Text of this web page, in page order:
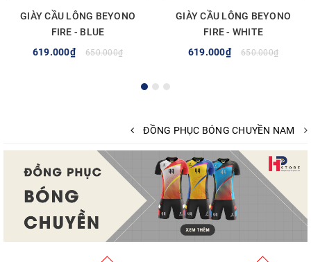
GIÀY CẦU LÔNG BEYONO
FIRE - BLUE
619.000₫
650.000₫
GIÀY CẦU LÔNG BEYONO
FIRE - WHITE
619.000₫
650.000₫
ĐỒNG PHỤC BÓNG CHUYỀN NAM